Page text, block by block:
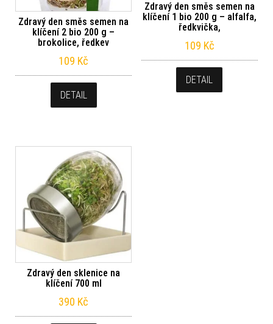
Zdravý den směs semen na
klíčení 2 bio 200 g –
brokolice, ředkev
109 Kč
DETAIL
Zdravý den směs semen na
klíčení 1 bio 200 g – alfalfa,
ředkvička,
109 Kč
DETAIL
Zdravý den sklenice na
klíčení 700 ml
390 Kč